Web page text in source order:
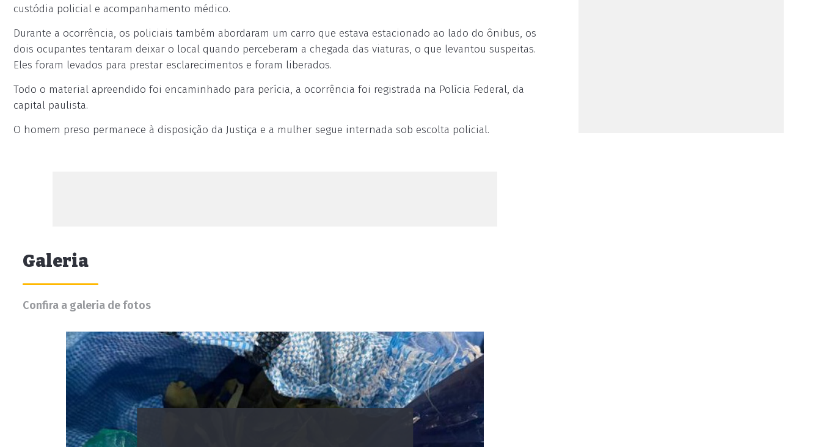
custódia policial e acompanhamento médico.
Durante a ocorrência, os policiais também abordaram um carro que estava estacionado ao lado do ônibus, os
dois ocupantes tentaram deixar o local quando perceberam a chegada das viaturas, o que levantou suspeitas.
Eles foram levados para prestar esclarecimentos e foram liberados.
Todo o material apreendido foi encaminhado para perícia, a ocorrência foi registrada na Polícia Federal, da
capital paulista.
O homem preso permanece à disposição da Justiça e a mulher segue internada sob escolta policial.
Galeria
Confira a galeria de fotos